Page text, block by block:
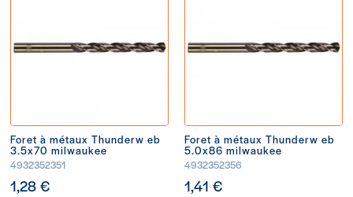
Foret à métaux Thunderw eb
3.5x70 milwaukee
4932352351
1,28 €
Foret à métaux Thunderw eb
5.0x86 milwaukee
4932352356
1,41 €